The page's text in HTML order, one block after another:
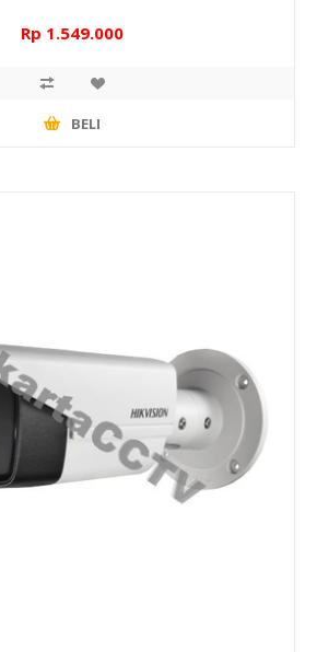
Rp 1.549.000
BELI